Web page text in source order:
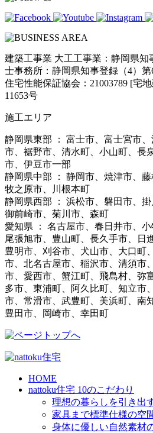
建築工事業 大工工事業：静岡県
士事務所：静岡県知事登録（4）第
住宅性能保証協会：21003789 [宅
11653号
施工エリア
静岡県東部 ： 富士市、富士宮市
市、裾野市、清水町、小山町、長
市、伊豆市一部
静岡県中部 ： 静岡市、焼津市、藤
牧之原市、川根本町
静岡県西部 ： 浜松市、磐田市、掛
御前崎市、菊川市、森町
愛知県 ： 名古屋市、春日井市、小
尾張旭市、豊山町、長久手市、日
豊明市、刈谷市、犬山市、大口町
市、北名古屋市、稲沢市、清須市
市、愛西市、蟹江町、飛島村、弥
多市、東浦町、阿久比町、知立市
市、常滑市、武豊町、美浜町、南
豊田市、岡崎市、幸田町
HOME
nattoku住宅 10のこだわり
理想の暮らしを引き出
家具まで標準仕様の空
身体に優しい自然素材